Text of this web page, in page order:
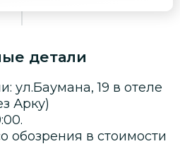
детали
ул.Баумана, 19 в отеле
Арку)
обозрения в стоимости